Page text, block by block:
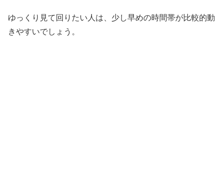
ゆっくり見て回りたい人は、少し早めの時間帯が比較的動
きやすいでしょう。